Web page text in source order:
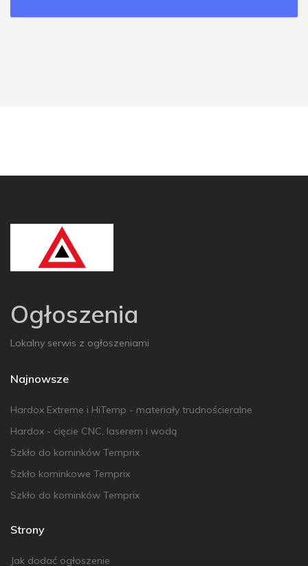
Ogłoszenia
Lokalny serwis z ogłoszeniami
Najnowsze
Hardox Extreme i HiTemp - materiały trudnościeralne
Hardox - cięcie CNC, laserem i wodą
Szkło do kominków Temprix
Szkło kominkowe Temprix
Szkło do kominków Temprix
Strony
Jak dodać ogłoszenie